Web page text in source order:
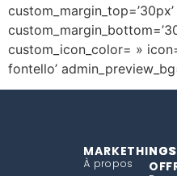
custom_margin_top=’30px’
custom_icon_color= »
fontello’
MARKETHINGS
À propos
NOS